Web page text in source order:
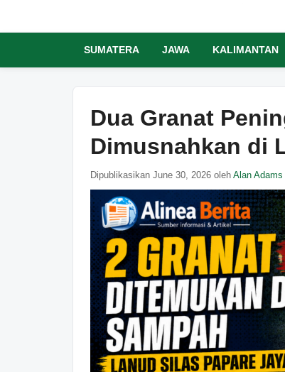
SUMATERA JAWA KALIMANTAN
Dua Granat
Dimusnahkan di
Dipublikasikan June 30, 2026 oleh Alan Adams